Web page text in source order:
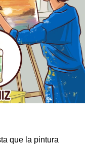
que la pintura